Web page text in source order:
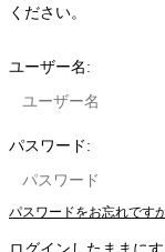
ください。
ユーザー名:
パスワード:
パスワードをお忘れです